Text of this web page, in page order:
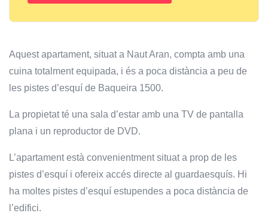
Aquest apartament, situat a Naut Aran, compta amb una
cuina totalment equipada, i és a poca distància a peu de
les pistes d’esquí de Baqueira 1500.
La propietat té una sala d’estar amb una TV de pantalla
plana i un reproductor de DVD.
L’apartament està convenientment situat a prop de les
pistes d’esquí i ofereix accés directe al guardaesquís. Hi
ha moltes pistes d’esquí estupendes a poca distància de
l’edifici.